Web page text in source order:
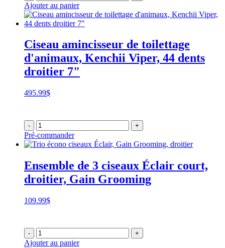
Ajouter au panier
Ciseau amincisseur de toilettage
d'animaux, Kenchii Viper, 44 dents
droitier 7"
495.99$
- +
Pré-commander
Ensemble de 3 ciseaux Éclair court,
droitier, Gain Grooming
109.99$
- +
Ajouter au panier